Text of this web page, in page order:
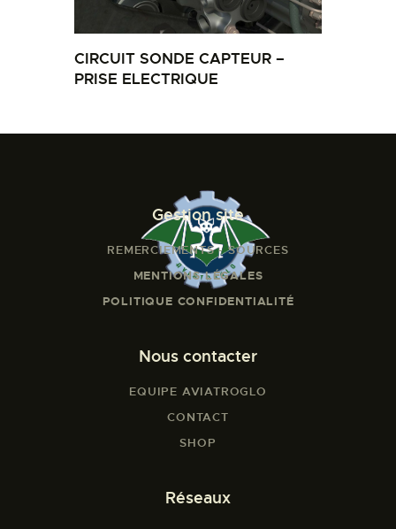
CIRCUIT SONDE CAPTEUR –
PRISE ELECTRIQUE
Gestion site
REMERCIEMENTS - SOURCES
MENTIONS LÉGALES
POLITIQUE CONFIDENTIALITÉ
Nous contacter
EQUIPE AVIATROGLO
CONTACT
SHOP
Réseaux